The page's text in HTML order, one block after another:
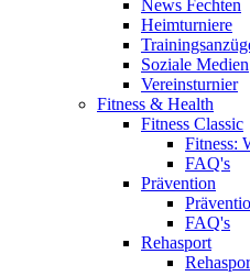
News Fechten
Heimturniere
Soziale Medien
Vereinsturnier
Fitness & Health
Fitness Classic
Fitness:
FAQ's
Prävention
FAQ's
Rehasport